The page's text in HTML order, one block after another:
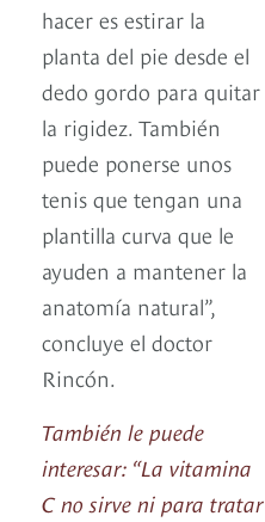
hacer es estirar la
planta del pie desde el
dedo gordo para quitar
la rigidez. También
puede ponerse unos
tenis que tengan una
plantilla curva que le
ayuden a mantener la
anatomía natural”,
concluye el doctor
Rincón.
También le puede
interesar: “La vitamina
C no sirve ni para tratar